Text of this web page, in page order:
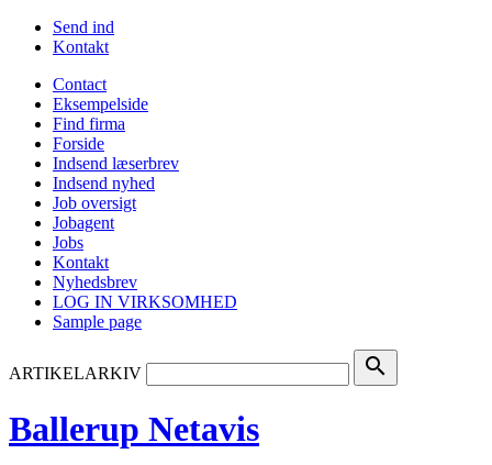
Send ind
Kontakt
Contact
Eksempelside
Find firma
Forside
Indsend læserbrev
Indsend nyhed
Job oversigt
Jobagent
Jobs
Kontakt
Nyhedsbrev
LOG IN VIRKSOMHED
Sample page
ARTIKELARKIV search
Ballerup Netavis